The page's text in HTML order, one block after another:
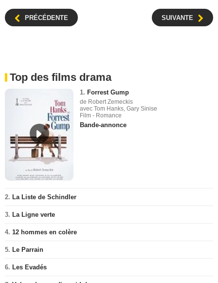
PRÉCÉDENTE SUIVANTE
Top des films drama
1. Forrest Gump
de Robert Zemeckis
avec Tom Hanks, Gary Sinise
Film - Romance
Bande-annonce
2. La Liste de Schindler
3. La Ligne verte
4. 12 hommes en colère
5. Le Parrain
6. Les Evadés